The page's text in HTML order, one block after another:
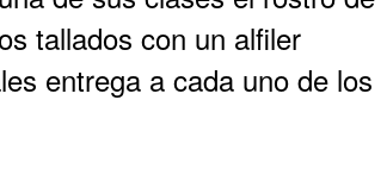
tallados con un alfiler
entrega a cada uno de los